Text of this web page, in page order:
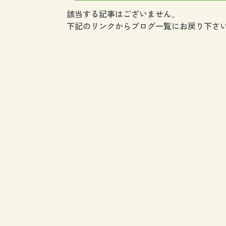
該当する記事はございません。
下記のリンクからブログ一覧にお戻り下さ